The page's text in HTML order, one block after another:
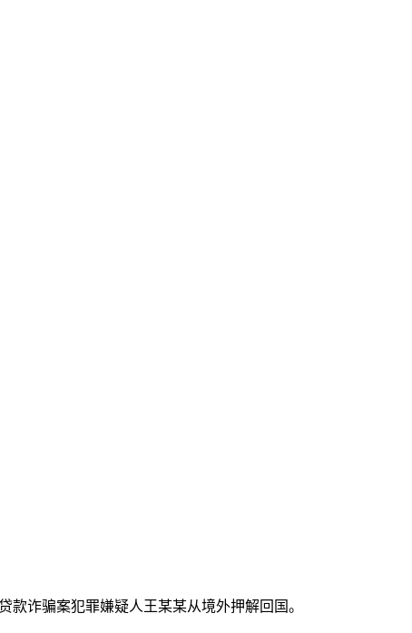
诈骗案犯罪嫌疑人王某某从境外押解回国。